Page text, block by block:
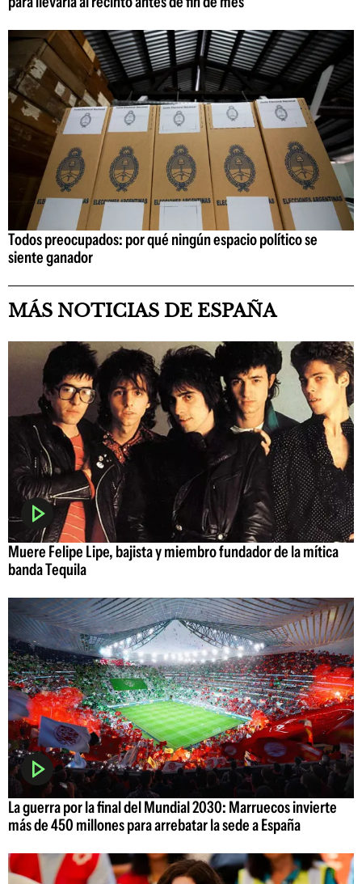
Todos preocupados: por qué ningún espacio político se
siente ganador
MÁS NOTICIAS DE ESPAÑA
Muere Felipe Lipe, bajista y miembro fundador de la mítica
banda Tequila
La guerra por la final del Mundial 2030: Marruecos invierte
más de 450 millones para arrebatar la sede a España